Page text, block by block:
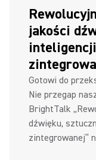
jakości
Gotowi do
Nie przegap
BrightTalk
dźwięku,
zintegrowanej”